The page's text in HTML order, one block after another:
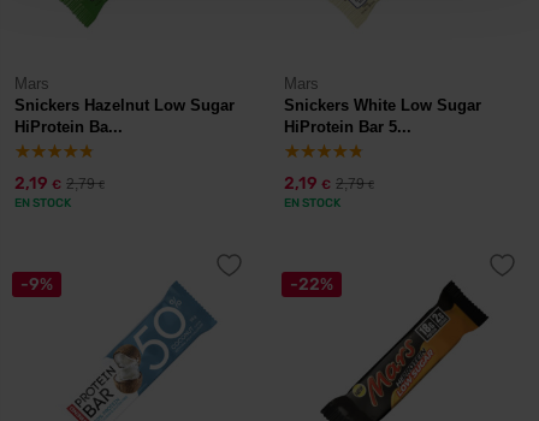
Mars
Snickers Hazelnut Low Sugar
HiProtein Ba...
2,19 € 2,79€
EN STOCK
Mars
Snickers White Low Sugar
HiProtein Bar 5...
2,19 € 2,79€
EN STOCK
-9% -22%